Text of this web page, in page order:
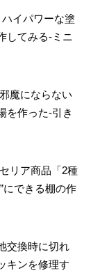
ハイパワーな塗
してみる-ミニ
魔にならない
を作った-引き
リア商品「2種
にできる棚の作
交換時に切れ
キンを修理す